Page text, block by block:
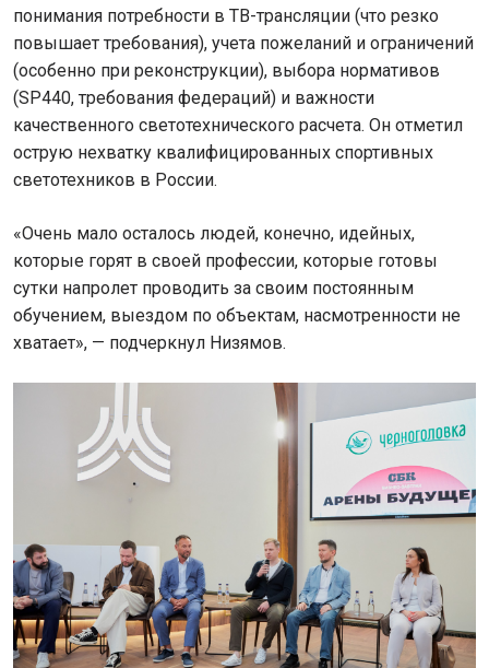
понимания потребности в ТВ-трансляции (что резко
повышает требования), учета пожеланий и ограничений
(особенно при реконструкции), выбора нормативов
(SP440, требования федераций) и важности
качественного светотехнического расчета. Он отметил
острую нехватку квалифицированных спортивных
светотехников в России.
«Очень мало осталось людей, конечно, идейных,
которые горят в своей профессии, которые готовы
сутки напролет проводить за своим постоянным
обучением, выездом по объектам, насмотренности не
хватает», — подчеркнул Низямов.